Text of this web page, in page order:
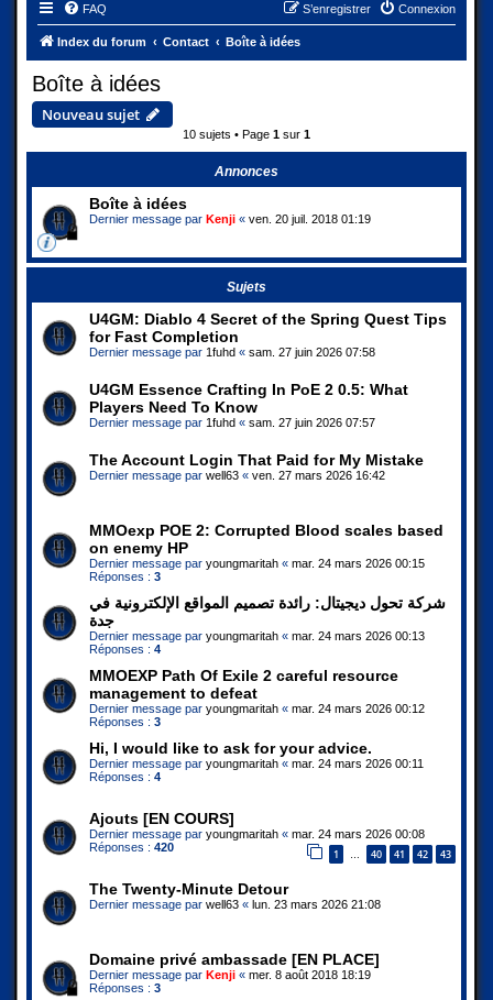
FAQ Connexion
S’enregistrer
Index du forum Contact Boîte à idées
Boîte à idées
Nouveau sujet
10 sujets • Page 1 sur 1
Annonces
Boîte à idées
Dernier message par Kenji « ven. 20 juil. 2018 01:19
Sujets
U4GM: Diablo 4 Secret of the Spring Quest Tips
for Fast Completion
Dernier message par 1fuhd « sam. 27 juin 2026 07:58
U4GM Essence Crafting In PoE 2 0.5: What
Players Need To Know
Dernier message par 1fuhd « sam. 27 juin 2026 07:57
The Account Login That Paid for My Mistake
Dernier message par well63 « ven. 27 mars 2026 16:42
MMOexp POE 2: Corrupted Blood scales based
on enemy HP
Dernier message par youngmaritah « mar. 24 mars 2026 00:15
Réponses : 3
شركة تحول ديجيتال: رائدة تصميم المواقع الإلكترونية في
جدة
Dernier message par youngmaritah « mar. 24 mars 2026 00:13
Réponses : 4
MMOEXP Path Of Exile 2 careful resource
management to defeat
Dernier message par youngmaritah « mar. 24 mars 2026 00:12
Réponses : 3
Hi, I would like to ask for your advice.
Dernier message par youngmaritah « mar. 24 mars 2026 00:11
Réponses : 4
Ajouts [EN COURS]
Dernier message par youngmaritah « mar. 24 mars 2026 00:08
Réponses : 420 1 … 40 41 42 43
The Twenty-Minute Detour
Dernier message par well63 « lun. 23 mars 2026 21:08
Domaine privé ambassade [EN PLACE]
Dernier message par Kenji « mer. 8 août 2018 18:19
Réponses : 3